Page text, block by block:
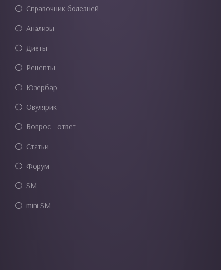
Справочник болезней
Анализы
Диеты
Рецепты
Юзербар
Овулярик
Вопрос - ответ
Статьи
Форум
SM
mini SM